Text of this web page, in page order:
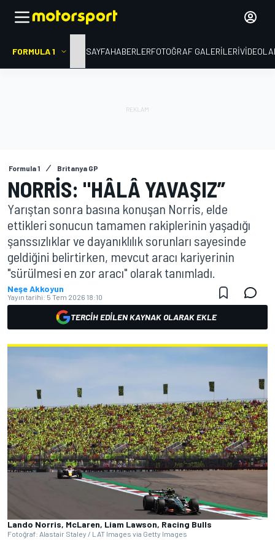
FORMULA 1 ANA SAYFAHABERLERFOTOĞRAF GALERILERI
Formula 1 Britanya GP
NORRIS: "HÂLÂ YAVAŞIZ”
Yarıştan sonra basına konuşan Norris, elde
ettikleri sonucun tamamen rakiplerinin yaşadığı
şanssızlıklar ve dayanıklılık sorunları sayesinde
geldiğini belirtirken, mevcut aracı kariyerinin
"sürülmesi en zor aracı" olarak tanımladı.
Neşe Akkoyun
Yayın tarihi: 5 Tem 2026 18:10
TERCIH EDILEN KAYNAK OLARAK EKLE
Lando Norris, McLaren, Liam Lawson, Racing Bulls
Fotoğraf: Alastair Staley / LAT Images via Getty Images